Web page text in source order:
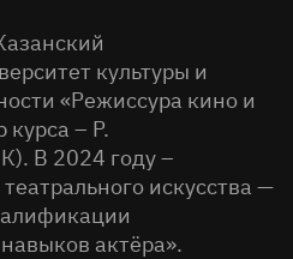
культуры и
«Режиссура кино и
– Р.
В 2024 году –
искусства —
актёра».